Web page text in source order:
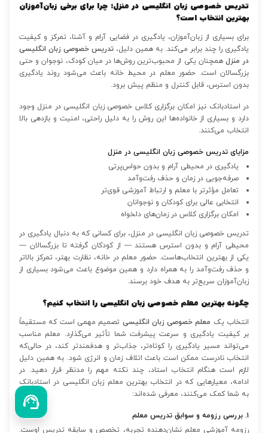
تدریس خصوصی زبان انگلیسی در منزل؛ چرا برای برخی زبان‌آموزان
بهترین انتخاب است؟
برای بسیاری از زبان‌آموزان، یادگیری در فضایی آرام و آشنا، تمرکز و کیفیت
یادگیری را چند برابر می‌کند. به همین دلیل، تدریس خصوصی زبان انگلیسی
در منزل همچنان یکی از محبوب‌ترین روش‌ها در میان کودک، نوجوان و حتی
بزرگسالان است. حضور معلم در محیط خانه باعث می‌شود روند یادگیری
بدون استرس، قابل کنترل و منظم پیش برود.
در استادبانک نیز امکان برگزاری کلاس خصوصی زبان انگلیسی در منزل وجود
دارد و بسیاری از خانواده‌ها این روش را به دلیل راحتی، امنیت و بازدهی بالا
انتخاب می‌کنند.
مزایای تدریس خصوصی زبان انگلیسی در منزل
یادگیری در محیطی آرام و بدون حواس‌پرتی
صرفه‌جویی در زمان و حذف رفت‌وآمد
تعامل مؤثرتر با معلم و ارتباط آموزشی قوی‌تر
انتخابی عالی برای کودکان و نوجوانان
امکان برگزاری کلاس در زمان‌های دلخواه
تدریس خصوصی زبان انگلیسی در منزل، برای کسانی که به دنبال یادگیری در
محیطی آرام و بدون استرس هستند — از کودکان گرفته تا بزرگسالان —
یکی از بهترین انتخاب‌هاست. حضور معلم در خانه، نظارت بهتر، تمرکز بالاتر
و حذف رفت‌وآمد را به همراه دارد و همین موضوع باعث می‌شود بسیاری از
زبان‌آموزان سریع‌تر به هدف خود برسند.
چگونه بهترین معلم خصوصی زبان انگلیسی را انتخاب کنیم؟
انتخاب یک معلم خصوصی زبان انگلیسی تصمیم مهمی است که مستقیماً
بر کیفیت یادگیری و سرعت پیشرفت شما تأثیر می‌گذارد. معلم مناسب
می‌تواند مسیر یادگیری را کوتاه‌تر، جذاب‌تر و هدفمندتر کند، در حالی‌که
انتخاب نادرست ممکن است باعث اتلاف زمان و انرژی شود. به همین دلیل
لازم است هنگام انتخاب استاد، چند نکته مهم را مدنظر قرار دهید. در
ادامه، معیارهایی که در انتخاب بهترین معلم زبان انگلیسی در استادبانک
به شما کمک می‌کنند، معرفی شده‌اند:
۱. بررسی رزومه و سوابق تدریس معلم
رزومه آموزشی معلم نشان‌دهنده تجربه، تخصص و سابقه تدریس اوست.